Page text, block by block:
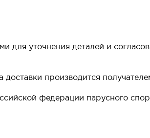
для уточнения деталей и
производится
федерации парусного